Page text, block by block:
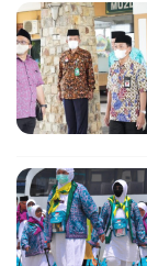
Jl.
Jenderal
Gatot
Subroto,
No.
27,
Jakarta
Selatan,
12950
Telp: